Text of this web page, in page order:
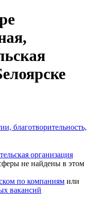
благотворительность,
организация
не найдены в этом
по компаниям или
вакансий